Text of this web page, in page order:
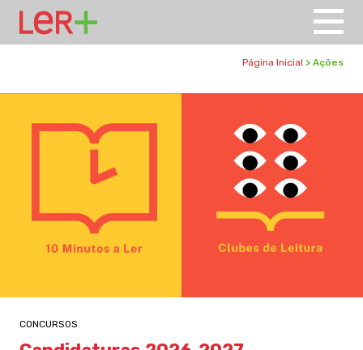
Página Inicial > Ações
CONCURSOS